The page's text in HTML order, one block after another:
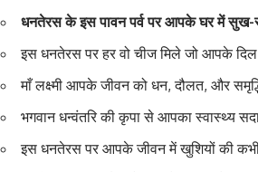
धनतेरस के इस पावन पर्व पर आपके घर में सुख-
इस धनतेरस पर हर वो चीज मिले जो आपके
माँ लक्ष्मी आपके जीवन को धन, दौलत, और
भगवान धन्वंतरि की कृपा से आपका स्वास्थ्य
इस धनतेरस पर आपके जीवन में खुशियों की